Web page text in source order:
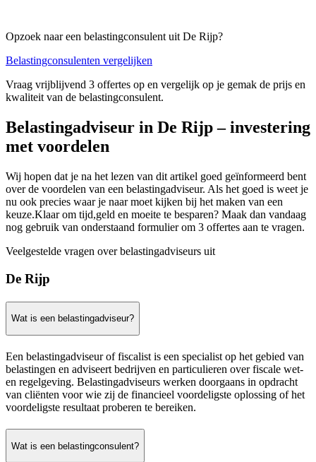
Opzoek naar een belastingconsulent uit De Rijp?
Belastingconsulenten vergelijken
Vraag vrijblijvend 3 offertes op en vergelijk op je gemak de prijs en
kwaliteit van de belastingconsulent.
Belastingadviseur in De Rijp – investering
met voordelen
Wij hopen dat je na het lezen van dit artikel goed geïnformeerd bent
over de voordelen van een belastingadviseur. Als het goed is weet je
nu ook precies waar je naar moet kijken bij het maken van een
keuze.Klaar om tijd,geld en moeite te besparen? Maak dan vandaag
nog gebruik van onderstaand formulier om 3 offertes aan te vragen.
Veelgestelde vragen over belastingadviseurs uit
De Rijp
Wat is een belastingadviseur?
Een belastingadviseur of fiscalist is een specialist op het gebied van
belastingen en adviseert bedrijven en particulieren over fiscale wet-
en regelgeving. Belastingadviseurs werken doorgaans in opdracht
van cliënten voor wie zij de financieel voordeligste oplossing of het
voordeligste resultaat proberen te bereiken.
Wat is een belastingconsulent?